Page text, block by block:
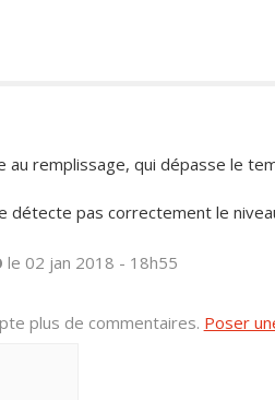
au remplissage, qui dépasse le
détecte pas correctement le
le 02 jan 2018 - 18h55
plus de commentaires. Poser